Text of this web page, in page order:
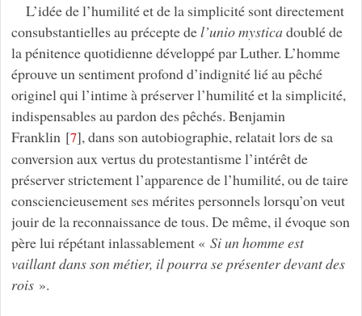
L’idée de l’humilité et de la simplicité sont directement
consubstantielles au précepte del’unio mysticadoublé de
la pénitence quotidiennedéveloppé par Luther. L’homme
éprouve un sentiment profond d’indignité lié au pêché
originel qui l’intime à préserver l’humilité et la simplicité,
indispensables au pardon des pêchés. Benjamin
Franklin[7], dans son autobiographie, relatait lors de sa
conversion aux vertus du protestantisme l’intérêt de
préserver strictement l’apparence de l’humilité, ou de taire
consciencieusement ses mérites personnels lorsqu’on veut
jouir de la reconnaissance de tous. De même, il évoque son
père lui répétant inlassablement « Si un homme est
vaillant dans son métier, il pourra se présenter devant des
rois».